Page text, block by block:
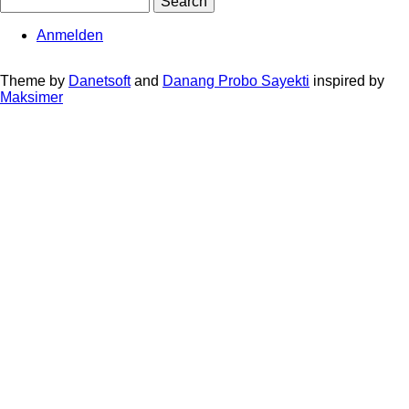
account
menu
Anmelden
Theme by Danetsoftand Danang Probo Sayekti inspired by
Maksimer